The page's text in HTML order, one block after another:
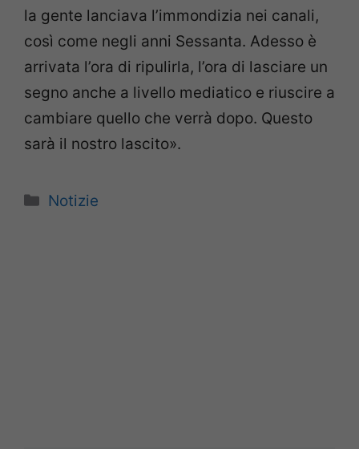
la gente lanciava l’immondizia nei canali,
così come negli anni Sessanta. Adesso è
arrivata l’ora di ripulirla, l’ora di lasciare un
segno anche a livello mediatico e riuscire a
cambiare quello che verrà dopo. Questo
sarà il nostro lascito».
Categorie
Notizie